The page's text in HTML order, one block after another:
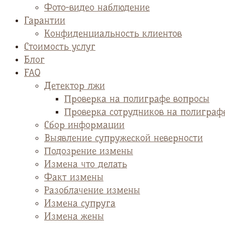
Фото-видео наблюдение
Гарантии
Конфиденциальность клиентов
Стоимость услуг
Блог
FAQ
Детектор лжи
Проверка на полиграфе вопросы
Проверка сотрудников на
Сбор информации
Выявление супружеской неверности
Подозрение измены
Измена что делать
Факт измены
Разоблачение измены
Измена супруга
Измена жены